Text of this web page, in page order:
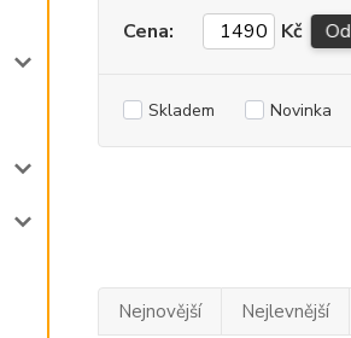
Cena: Kč Od
Skladem Novinka
Nejnovější Nejlevnější